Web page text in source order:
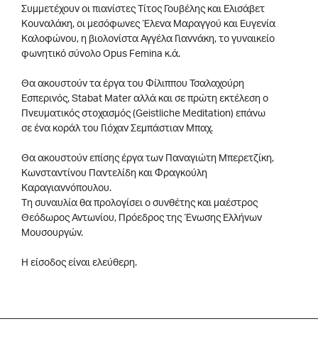
Συμμετέχουν οι πιανίστες Τίτος Γουβέλης και Ελισάβετ
Κουναλάκη, οι μεσόφωνες Έλενα Μαραγγού και Ευγενία
Καλοφώνου, η βιολονίστα Αγγέλα Γιαννάκη, το γυναικείο
φωνητικό σύνολο Opus Femina κ.ά.
Θα ακουστούν τα έργα του Φίλιππου Τσαλαχούρη
Εσπερινός, Stabat Mater αλλά και σε πρώτη εκτέλεση ο
Πνευματικός στοχασμός (Geistliche Meditation) επάνω
σε ένα κοράλ του Γιόχαν Σεμπάστιαν Μπαχ.
Θα ακουστούν επίσης έργα των Παναγιώτη Μπερετζίκη,
Κωνσταντίνου Παντελίδη και Φραγκούλη
Καραγιαννόπουλου.
Tη συναυλία θα προλογίσει ο συνθέτης και μαέστρος
Θεόδωρος Αντωνίου, Πρόεδρος της Ένωσης Ελλήνων
Μουσουργών.
Η είσοδος είναι ελεύθερη.